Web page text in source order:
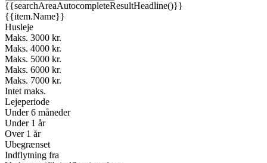
{{searchAreaAutocompleteResultHeadline()}}
{{item.Name}}
Husleje
Maks. 3000 kr.
Maks. 4000 kr.
Maks. 5000 kr.
Maks. 6000 kr.
Maks. 7000 kr.
Intet maks.
Lejeperiode
Under 6 måneder
Under 1 år
Over 1 år
Ubegrænset
Indflytning fra